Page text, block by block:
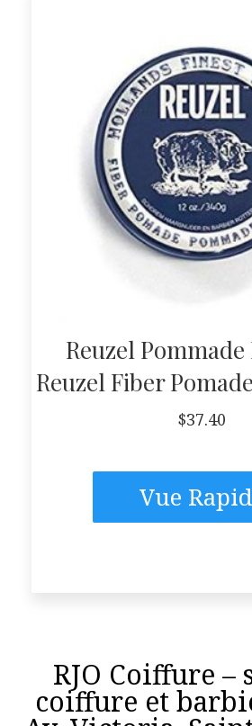
Reuzel
Reuzel Fiber
$37.40
Vue
RJO Coiffure –
coiffure et